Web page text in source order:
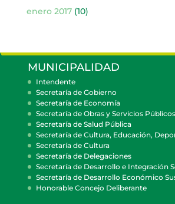
enero 2017(10)
MUNICIPALIDAD
Intendente
Secretaría de Gobierno
Secretaría de Economía
Secretaría de Obras y Servicios Públicos
Secretaría de Salud Pública
Secretaría de Cultura, Educación,
Secretaría de Cultura
Secretaría de Delegaciones
Secretaría de Desarrollo e Integración
Secretaría de Desarrollo Económico
Honorable Concejo Deliberante